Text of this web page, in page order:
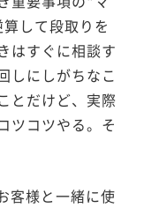
して段取りを
はすぐに相談す
しにしがちなこ
とだけど、実際
ツコツやる。そ
客様と一緒に使